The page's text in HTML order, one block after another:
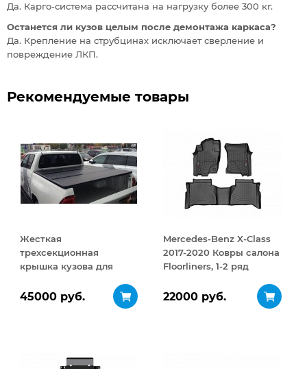
Да. Карго-система рассчитана на нагрузку более 300 кг.
Останется ли кузов целым после демонтажа каркаса?
Да. Крепление на струбцинах исключает сверление и
повреждение ЛКП.
Рекомендуемые товары
Жесткая
трехсекционная
крышка кузова для
45000 руб.
Mercedes-Benz X-Class
2017-2020 Ковры салона
Floorliners, 1-2 ряд
22000 руб.